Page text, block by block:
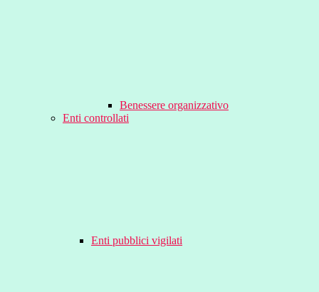
Benessere organizzativo
Enti controllati
Enti pubblici vigilati